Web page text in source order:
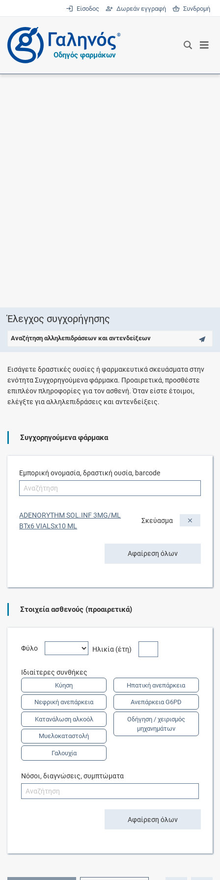
Είσοδος Δωρεάν εγγραφή Συνδρομή
®
Οδηγός φαρμάκων
Έλεγχος συγχορήγησης
Αναζήτηση αλληλεπιδράσεων και αντενδείξεων
Εισάγετε δραστικές ουσίες ή φαρμακευτικά σκευάσματα στην
ενότητα Συγχορηγούμενα φάρμακα. Προαιρετικά, προσθέστε
επιπλέον πληροφορίες για τον ασθενή. Όταν είστε έτοιμοι,
ελέγξτε για αλληλεπιδράσεις και αντενδείξεις.
Συγχορηγούμενα φάρμακα
Εμπορική ονομασία, δραστική ουσία, barcode
ADENORYTHM SOL.INF 3MG/ML
BTx6 VIALSx10 ML
Σκεύασμα
Αφαίρεση όλων
Στοιχεία ασθενούς (προαιρετικά)
Φύλο Ηλικία (έτη)
Ιδιαίτερες συνθήκες
Κύηση
Νεφρική ανεπάρκεια
Κατανάλωση αλκοόλ
Μυελοκαταστολή
Γαλουχία
Ηπατική ανεπάρκεια
Ανεπάρκεια G6PD
Οδήγηση / χειρισμός
μηχανημάτων
Νόσοι, διαγνώσεις, συμπτώματα
Αφαίρεση όλων